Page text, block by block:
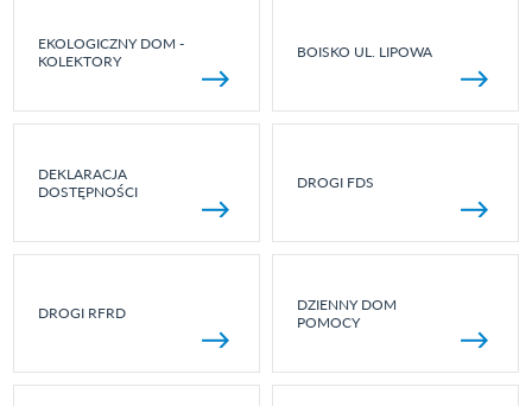
EKOLOGICZNY DOM -
KOLEKTORY
BOISKO UL. LIPOWA
DEKLARACJA
DOSTĘPNOŚCI
DROGI FDS
DROGI RFRD
DZIENNY DOM
POMOCY